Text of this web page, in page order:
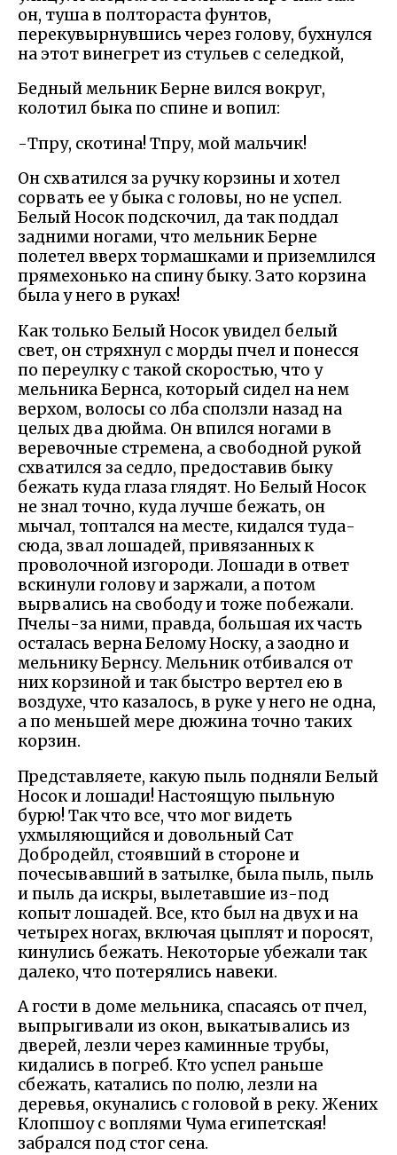
он, туша в полтораста фунтов,
перекувырнувшись через голову, бухнулся
на этот винегрет из стульев с селедкой,
Бедный мельник Берне вился вокруг,
колотил быка по спине и вопил:
-Тпру, скотина! Тпру, мой мальчик!
Он схватился за ручку корзины и хотел
сорвать ее у быка с головы, но не успел.
Белый Носок подскочил, да так поддал
задними ногами, что мельник Берне
полетел вверх тормашками и приземлился
прямехонько на спину быку. Зато корзина
была у него в руках!
Как только Белый Носок увидел белый
свет, он стряхнул с морды пчел и понесся
по переулку с такой скоростью, что у
мельника Бернса, который сидел на нем
верхом, волосы со лба сползли назад на
целых два дюйма. Он впился ногами в
веревочные стремена, а свободной рукой
схватился за седло, предоставив быку
бежать куда глаза глядят. Но Белый Носок
не знал точно, куда лучше бежать, он
мычал, топтался на месте, кидался туда-
сюда, звал лошадей, привязанных к
проволочной изгороди. Лошади в ответ
вскинули голову и заржали, а потом
вырвались на свободу и тоже побежали.
Пчелы-за ними, правда, большая их часть
осталась верна Белому Носку, а заодно и
мельнику Бернсу. Мельник отбивался от
них корзиной и так быстро вертел ею в
воздухе, что казалось, в руке у него не одна,
а по меньшей мере дюжина точно таких
корзин.
Представляете, какую пыль подняли Белый
Носок и лошади! Настоящую пыльную
бурю! Так что все, что мог видеть
ухмыляющийся и довольный Сат
Добродейл, стоявший в стороне и
почесывавший в затылке, была пыль, пыль
и пыль да искры, вылетавшие из-под
копыт лошадей. Все, кто был на двух и на
четырех ногах, включая цыплят и поросят,
кинулись бежать. Некоторые убежали так
далеко, что потерялись навеки.
А гости в доме мельника, спасаясь от пчел,
выпрыгивали из окон, выкатывались из
дверей, лезли через каминные трубы,
кидались в погреб. Кто успел раньше
сбежать, катались по полю, лезли на
деревья, окунались с головой в реку. Жених
Клопшоу с воплями Чума египетская!
забрался под стог сена.